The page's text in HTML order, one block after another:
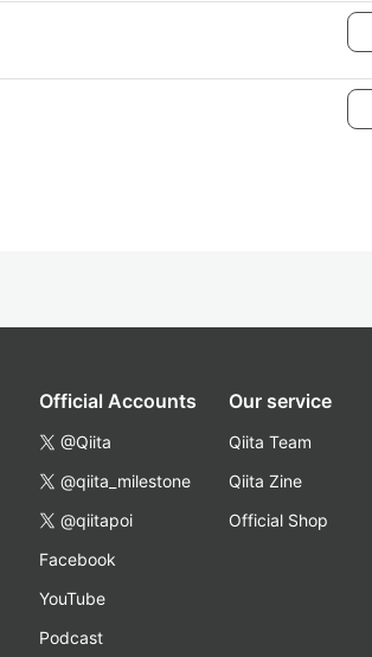
Official Accounts
@Qiita
@qiita_milestone
@qiitapoi
Facebook
YouTube
Podcast
Our service
Qiita Team
Qiita Zine
Official Shop